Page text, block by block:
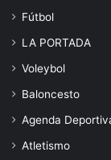
Fútbol
LA PORTADA
Voleybol
Baloncesto
Agenda
Atletismo